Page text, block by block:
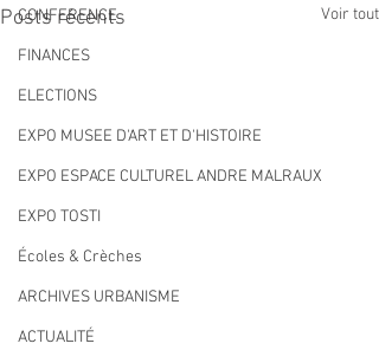
CONFERENCE
FINANCES
ELECTIONS
EXPO MUSEE D'ART ET D'HISTOIRE
EXPO ESPACE CULTUREL ANDRE MALRAUX
EXPO TOSTI
Écoles & Crèches
ARCHIVES URBANISME
ACTUALITÉ
Posts récents Voir tout